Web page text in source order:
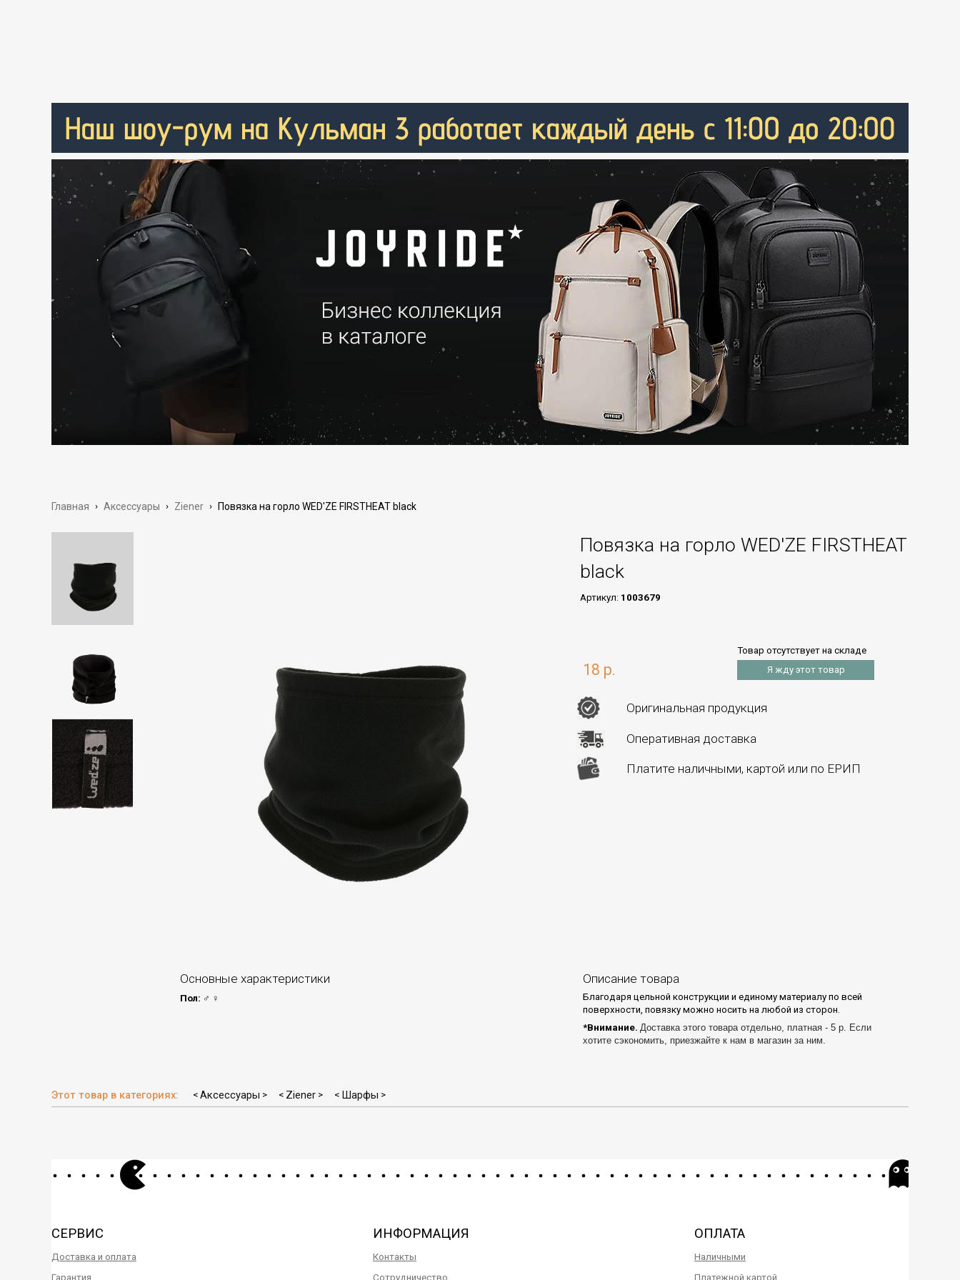
Главная › Аксессуары › Ziener › Повязка на горло WED'ZE FIRSTHEAT black
Повязка на горло WED'ZE FIRSTHEAT
black
Артикул: 1003679
18 р.
Товар отсутствует на складе
Я жду этот товар
Оригинальная продукция
Оперативная доставка
Платите наличными, картой или по ЕРИП
Основные характеристики
Пол: ♂ ♀
Описание товара
Благодаря цельной конструкции и единому материалу по всей
поверхности, повязку можно носить на любой из сторон.
*Внимание. Доставка этого товара отдельно, платная - 5 р. Если
хотите сэкономить, приезжайте к нам в магазин за ним.
Этот товар в категориях: < Аксессуары > < Ziener > < Шарфы >
СЕРВИС
Доставка и оплата
Гарантия
ИНФОРМАЦИЯ
Контакты
Сотрудничество
ОПЛАТА
Наличными
Платежной картой